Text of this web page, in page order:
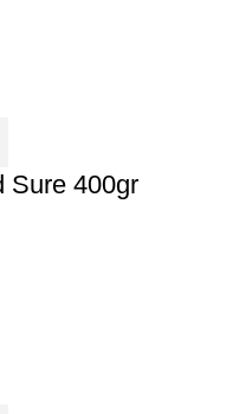
Sure 400gr